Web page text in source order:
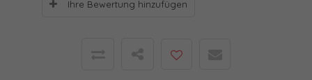
Ihre Bewertung hinzufügen